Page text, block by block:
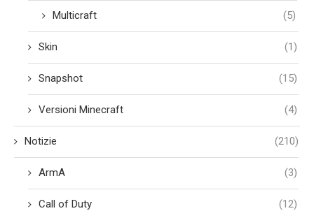
Multicraft (5)
Skin (1)
Snapshot (15)
Versioni Minecraft (4)
Notizie (210)
ArmA (3)
Call of Duty (12)